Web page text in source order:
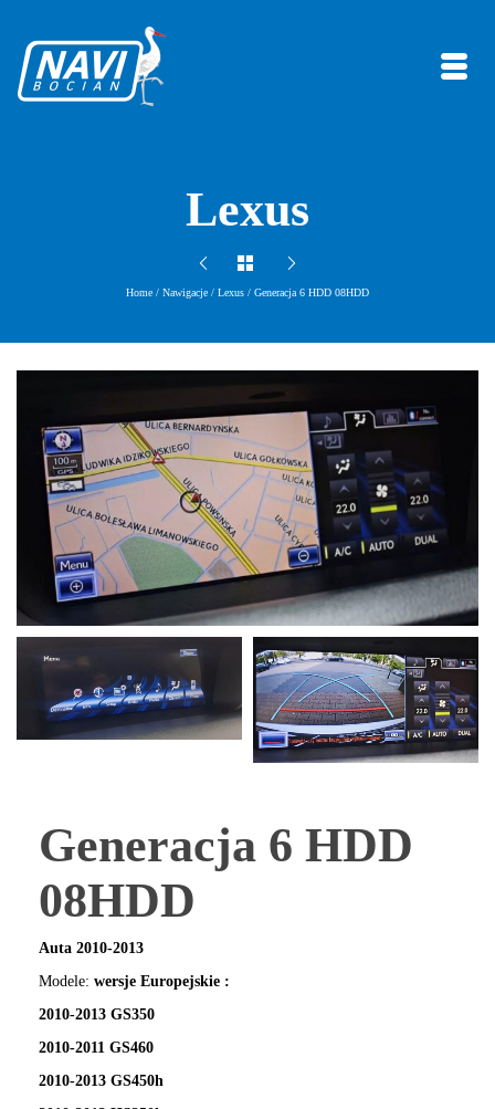
Lexus
Home / Nawigacje / Lexus / Generacja 6 HDD 08HDD
Generacja 6 HDD
08HDD
Auta 2010-2013
Modele: wersje Europejskie :
2010-2013 GS350
2010-2011 GS460
2010-2013 GS450h